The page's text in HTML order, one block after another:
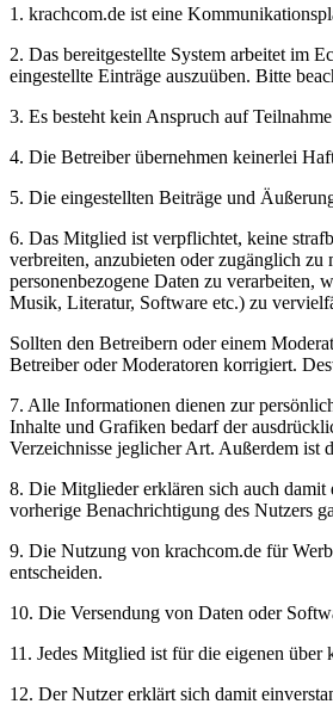
1. krachcom.de ist eine
2. Das bereitgestellte System arbeitet im
eingestellte Einträge auszuüben. Bitte
3. Es besteht kein Anspruch auf
4. Die Betreiber übernehmen keinerlei
5. Die eingestellten Beiträge und
6. Das Mitglied ist verpflichtet, keine
verbreiten, anzubieten oder zugänglich zu
personenbezogene Daten zu verarbeiten,
Musik, Literatur, Software etc.) zu
Sollten den Betreibern oder einem
Betreiber oder Moderatoren korrigiert.
7. Alle Informationen dienen zur
Inhalte und Grafiken bedarf der
Verzeichnisse jeglicher Art. Außerdem ist
8. Die Mitglieder erklären sich auch damit
vorherige Benachrichtigung des Nutzers
9. Die Nutzung von krachcom.de für
entscheiden.
10. Die Versendung von Daten oder
11. Jedes Mitglied ist für die eigenen
12. Der Nutzer erklärt sich damit